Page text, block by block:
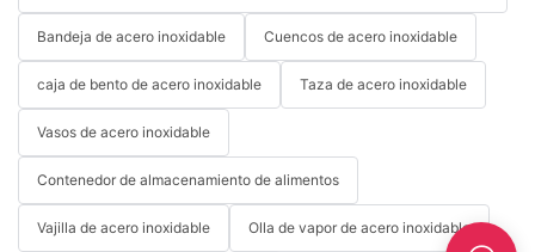
Bandeja de acero inoxidable Cuencos de acero inoxidable
caja de bento de acero inoxidable Taza de acero inoxidable
Vasos de acero inoxidable
Contenedor de almacenamiento de alimentos
Vajilla de acero inoxidable Olla de vapor de acero inoxidable